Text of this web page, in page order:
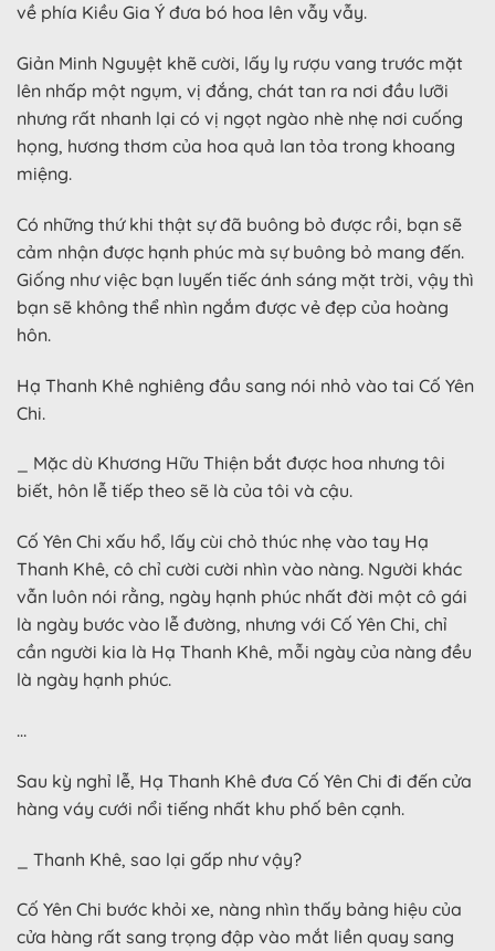
về phía Kiều Gia Ý đưa bó hoa lên vẫy vẫy.
Giản Minh Nguyệt khẽ cười, lấy ly rượu vang trước mặt
lên nhấp một ngụm, vị đắng, chát tan ra nơi đầu lưỡi
nhưng rất nhanh lại có vị ngọt ngào nhè nhẹ nơi cuống
họng, hương thơm của hoa quả lan tỏa trong khoang
miệng.
Có những thứ khi thật sự đã buông bỏ được rồi, bạn sẽ
cảm nhận được hạnh phúc mà sự buông bỏ mang đến.
Giống như việc bạn luyến tiếc ánh sáng mặt trời, vậy thì
bạn sẽ không thể nhìn ngắm được vẻ đẹp của hoàng
hôn.
Hạ Thanh Khê nghiêng đầu sang nói nhỏ vào tai Cố Yên
Chi.
_ Mặc dù Khương Hữu Thiện bắt được hoa nhưng tôi
biết, hôn lễ tiếp theo sẽ là của tôi và cậu.
Cố Yên Chi xấu hổ, lấy cùi chỏ thúc nhẹ vào tay Hạ
Thanh Khê, cô chỉ cười cười nhìn vào nàng. Người khác
vẫn luôn nói rằng, ngày hạnh phúc nhất đời một cô gái
là ngày bước vào lễ đường, nhưng với Cố Yên Chi, chỉ
cần người kia là Hạ Thanh Khê, mỗi ngày của nàng đều
là ngày hạnh phúc.
…
Sau kỳ nghỉ lễ, Hạ Thanh Khê đưa Cố Yên Chi đi đến cửa
hàng váy cưới nổi tiếng nhất khu phố bên cạnh.
_ Thanh Khê, sao lại gấp như vậy?
Cố Yên Chi bước khỏi xe, nàng nhìn thấy bảng hiệu của
cửa hàng rất sang trọng đập vào mắt liền quay sang